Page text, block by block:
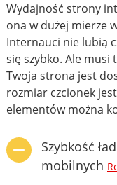
Wydajność strony
ona w dużej mierze
Internauci nie lubią
się szybko. Ale musi
Twoja strona jest
rozmiar czcionek
elementów można
Szybkość
mobilnych